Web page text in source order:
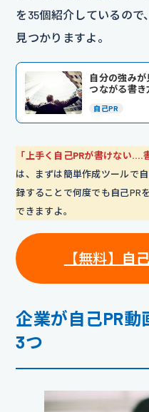
を35個紹介しているので
見つかりますよ。
自分の強み
つながる書き
自己PR
「上手く自己PRが書けない….
は、まずは簡単作成ツールで
録することで何度でも自己PRを
できますよ。
【無料】 自
企業が自己PR
3つ